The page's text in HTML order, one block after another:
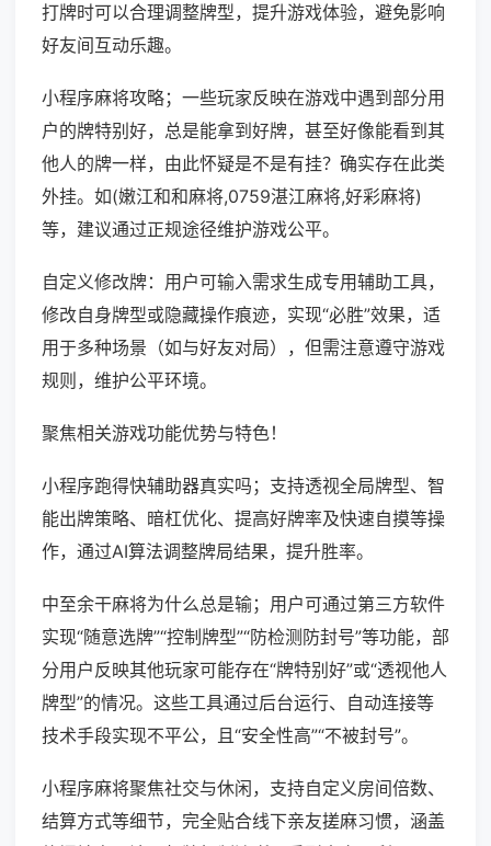
打牌时可以合理调整牌型，提升游戏体验，避免影响
好友间互动乐趣。
小程序麻将攻略；一些玩家反映在游戏中遇到部分用
户的牌特别好，总是能拿到好牌，甚至好像能看到其
他人的牌一样，由此怀疑是不是有挂？确实存在此类
外挂。如(嫩江和和麻将,0759湛江麻将,好彩麻将)
等，建议通过正规途径维护游戏公平。
自定义修改牌：用户可输入需求生成专用辅助工具，
修改自身牌型或隐藏操作痕迹，实现“必胜”效果，适
用于多种场景（如与好友对局），但需注意遵守游戏
规则，维护公平环境。
聚焦相关游戏功能优势与特色！
小程序跑得快辅助器真实吗；支持透视全局牌型、智
能出牌策略、暗杠优化、提高好牌率及快速自摸等操
作，通过AI算法调整牌局结果，提升胜率。
中至余干麻将为什么总是输；用户可通过第三方软件
实现“随意选牌”“控制牌型”“防检测防封号”等功能，部
分用户反映其他玩家可能存在“牌特别好”或“透视他人
牌型”的情况。这些工具通过后台运行、自动连接等
技术手段实现不平公，且“安全性高”“不被封号”。
小程序麻将聚焦社交与休闲，支持自定义房间倍数、
结算方式等细节，完全贴合线下亲友搓麻习惯，涵盖